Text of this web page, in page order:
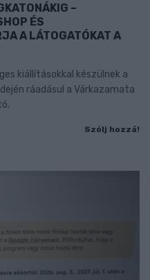
–
ÉS
A LÁTOGATÓKAT A
kiállításokkal készülnek a
ráadásul a Várkazamata
Szólj hozzá!